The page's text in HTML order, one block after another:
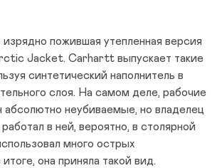
пожившая утепленная версия
Jacket. Carhartt выпускает такие
синтетический наполнитель в
слоя. На самом деле, рабочие
абсолютно неубиваемые, но владелец
в ней, вероятно, в столярной
много острых
она приняла такой вид.